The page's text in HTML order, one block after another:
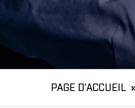
PAGE D'ACCUEIL